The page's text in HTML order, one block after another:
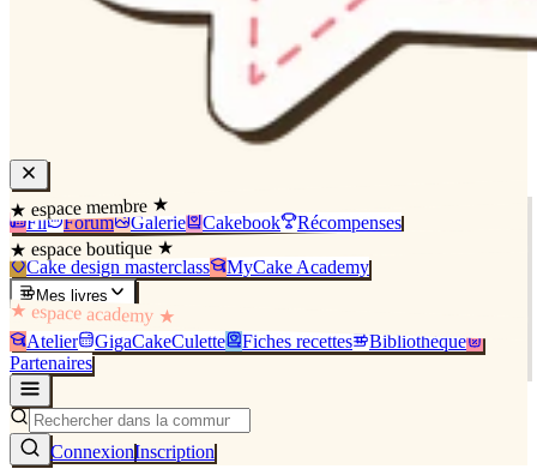
★ espace membre ★
Fil Forum Galerie Cakebook Récompenses
★ espace boutique ★
Cake design masterclass MyCake Academy
Mes livres
★ espace academy ★
Atelier GigaCakeCulette Fiches recettes
Bibliothèque
Partenaires
ConnexionInscription